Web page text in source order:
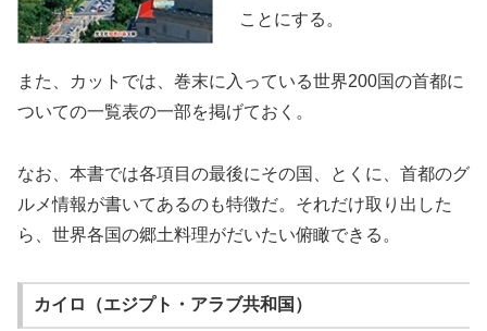
ことにする。
また、カットでは、巻末に入っている世界200国の首都に
ついての一覧表の一部を掲げておく。
なお、本書では各項目の最後にその国、とくに、首都のグ
ルメ情報が書いてあるのも特徴だ。それだけ取り出した
ら、世界各国の郷土料理がだいたい俯瞰できる。
カイロ（エジプト・アラブ共和国）